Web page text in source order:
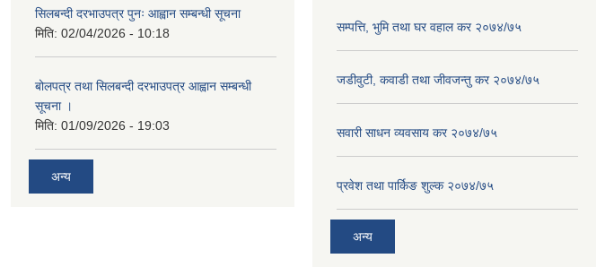
सिलबन्दी दरभाउपत्र पुनः आह्वान सम्बन्धी सूचना
मिति: 02/04/2026 - 10:18
बोलपत्र तथा सिलबन्दी दरभाउपत्र आह्वान सम्बन्धी
सूचना ।
मिति: 01/09/2026 - 19:03
अन्य
सम्पत्ति, भुमि तथा घर वहाल कर २०७४/७५
जडीवुटी, कवाडी तथा जीवजन्तु कर २०७४/७५
सवारी साधन व्यवसाय कर २०७४/७५
प्रवेश तथा पार्किङ शुल्क २०७४/७५
अन्य